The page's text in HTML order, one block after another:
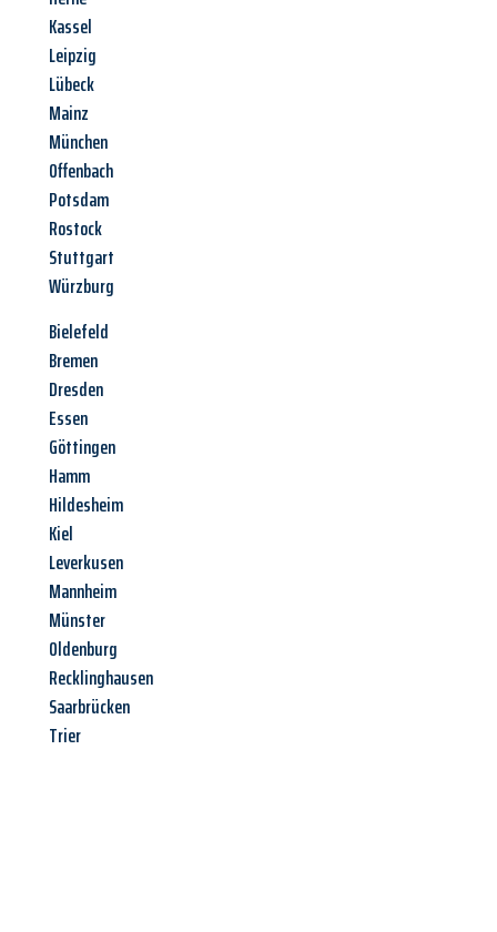
Kassel
Leipzig
Lübeck
Mainz
München
Offenbach
Potsdam
Rostock
Stuttgart
Würzburg
Bielefeld
Bremen
Dresden
Essen
Göttingen
Hamm
Hildesheim
Kiel
Leverkusen
Mannheim
Münster
Oldenburg
Recklinghausen
Saarbrücken
Trier